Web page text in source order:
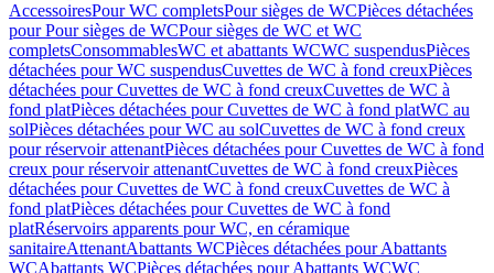
AccessoiresPour WC completsPour sièges de WCPièces détachées
pour Pour sièges de WCPour sièges de WC et WC
completsConsommablesWC et abattants WCWC suspendusPièces
détachées pour WC suspendusCuvettes de WC à fond creuxPièces
détachées pour Cuvettes de WC à fond creuxCuvettes de WC à
fond platPièces détachées pour Cuvettes de WC à fond platWC au
solPièces détachées pour WC au solCuvettes de WC à fond creux
pour réservoir attenantPièces détachées pour Cuvettes de WC à fond
creux pour réservoir attenantCuvettes de WC à fond creuxPièces
détachées pour Cuvettes de WC à fond creuxCuvettes de WC à
fond platPièces détachées pour Cuvettes de WC à fond
platRéservoirs apparents pour WC, en céramique
sanitaireAttenantAbattants WCPièces détachées pour Abattants
WCAbattants WCPièces détachées pour Abattants WCWC